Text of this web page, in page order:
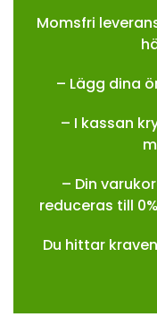
Momsfri
– Lägg dina
– I kassan
– Din
reduceras till
Du hittar